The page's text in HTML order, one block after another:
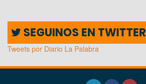
SEGUINOS EN TWITTER
Tweets por Diario La Palabra